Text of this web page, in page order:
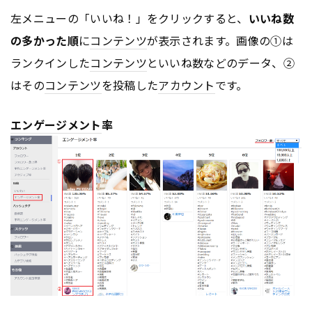
左メニューの「いいね！」をクリックすると、 いいね数
の多かった順にコンテンツが表示されます。画像の①は
ランクインしたコンテンツといいね数などのデータ、②
はそのコンテンツを投稿したアカウントです。
エンゲージメント率